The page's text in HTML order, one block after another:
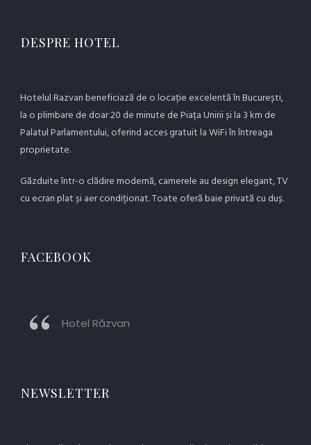
DESPRE HOTEL
Hotelul Razvan beneficiază de o locație excelentă în București,
la o plimbare de doar 20 de minute de Piața Unirii și la 3 km de
Palatul Parlamentului, oferind acces gratuit la WiFi în întreaga
proprietate.
Găzduite într-o clădire modernă, camerele au design elegant, TV
cu ecran plat și aer condiționat. Toate oferă baie privată cu duș.
FACEBOOK
Hotel Răzvan
NEWSLETTER